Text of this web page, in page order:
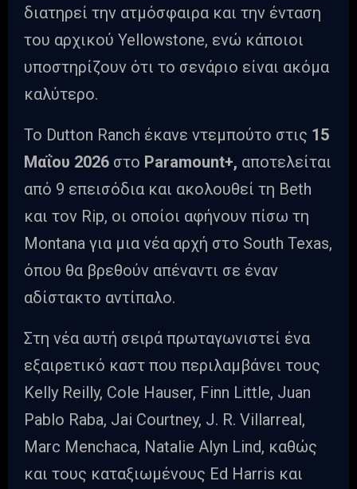
διατηρεί την ατμόσφαιρα και την ένταση
του αρχικού Yellowstone, ενώ κάποιοι
υποστηρίζουν ότι το σενάριο είναι ακόμα
καλύτερο.
Το Dutton Ranch έκανε ντεμπούτο στις 15
Μαΐου 2026 στο Paramount+, αποτελείται
από 9 επεισόδια και ακολουθεί τη Beth
και τον Rip, οι οποίοι αφήνουν πίσω τη
Montana για μια νέα αρχή στο South Texas,
όπου θα βρεθούν απέναντι σε έναν
αδίστακτο αντίπαλο.
Στη νέα αυτή σειρά πρωταγωνιστεί ένα
εξαιρετικό καστ που περιλαμβάνει τους
Kelly Reilly, Cole Hauser, Finn Little, Juan
Pablo Raba, Jai Courtney, J. R. Villarreal,
Marc Menchaca, Natalie Alyn Lind, καθώς
και τους καταξιωμένους Ed Harris και